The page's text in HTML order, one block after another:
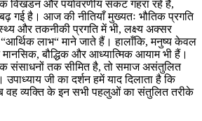
विखंडन और पर्यावरणीय संकट गहरा रहे हैं,
गई है। आज की नीतियाँ मुख्यतः भौतिक प्रगति
और तकनीकी प्रगति में भी, लक्ष्य अक्सर
“आर्थिक लाभ“ माने जाते हैं। हालाँकि, मनुष्य केवल
बौद्धिक और आध्यात्मिक आयाम भी हैं।
संसाधनों तक सीमित है, तो समाज असंतुलित
जी का दर्शन हमें याद दिलाता है कि
वह व्यक्ति के इन सभी पहलुओं का संतुलित तरीके